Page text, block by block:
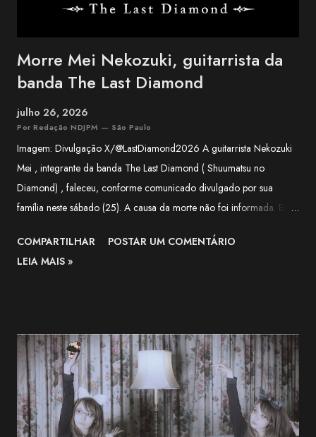
Morre Mei Nekozuki, guitarrista da
banda The Last Diamond
julho 26, 2026
Por Redação NDJPM — São Paulo
Imagem: Divulgação X/@LastDiamond2026 A guitarrista Nekozuki
Mei , integrante da banda The Last Diamond ( Shuumatsu no
Diamond) , faleceu, conforme comunicado divulgado por sua
família neste sábado (25). A causa da morte não foi informada. Em
sua trajetória e lamentou a forma repentina como a notícia foi
comunicada. O funeral será realizado apenas com a presença de
Across the World. pic.twitter.com/3VWEpd2juI — 終末のダイヤモ
ンド (@LastDiamond2026) July 6, 2026 Nekozuki Mei era ex-
farmacêutica e construiu sua carreira como guitarrista, participando
como musicista de apoio em projetos da franquia BanG Dream! ,
série multimídia que reúne anime, jogos e bandas, além de atuar na
COMPARTILHAR
POSTAR UM COMENTÁRIO
LEIA MAIS »